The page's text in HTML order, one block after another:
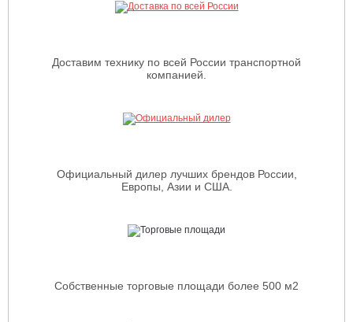
Доставим технику по всей России транспортной
компанией.
Официальный дилер лучших брендов России,
Европы, Азии и США.
Собственные торговые площади более 500 м2